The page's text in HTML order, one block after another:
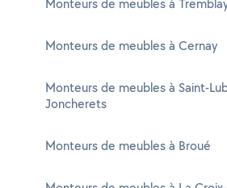
Monteurs de meubles à
Monteurs de meubles à Cernay
Monteurs de meubles à Saint-
Joncherets
Monteurs de meubles à Broué